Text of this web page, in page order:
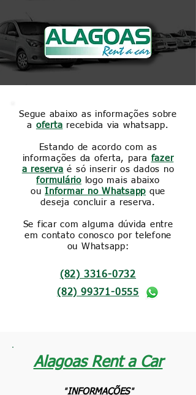
Segue abaixo as informações sobre
a oferta recebida via whatsapp.
Estando de acordo com as
informações da oferta, para fazer
a reserva é só inserir os dados no
formuláriologo mais abaixo
ouInformar no Whatsapp que
deseja concluir a reserva.
Se ficar com alguma dúvida entre
em contato conosco por telefone
ou Whatsapp:
(82) 3316-0732
(82) 99371-0555
Alagoas Rent a Car
"INFORMAÇÕES"